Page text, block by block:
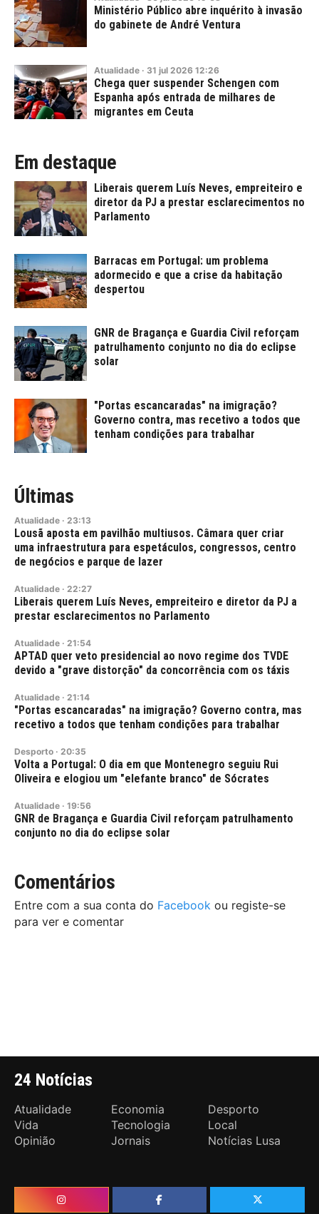
Ministério Público abre inquérito à invasão
do gabinete de André Ventura
Atualidade · 31 jul 2026 12:26
Chega quer suspender Schengen com
Espanha após entrada de milhares de
migrantes em Ceuta
Em destaque
Liberais querem Luís Neves, empreiteiro e
diretor da PJ a prestar esclarecimentos no
Parlamento
Barracas em Portugal: um problema
adormecido e que a crise da habitação
despertou
GNR de Bragança e Guardia Civil reforçam
patrulhamento conjunto no dia do eclipse
solar
"Portas escancaradas" na imigração?
Governo contra, mas recetivo a todos que
tenham condições para trabalhar
Últimas
Atualidade · 23:13
Lousã aposta em pavilhão multiusos. Câmara quer criar
uma infraestrutura para espetáculos, congressos, centro
de negócios e parque de lazer
Atualidade · 22:27
Liberais querem Luís Neves, empreiteiro e diretor da PJ a
prestar esclarecimentos no Parlamento
Atualidade · 21:54
APTAD quer veto presidencial ao novo regime dos TVDE
devido a "grave distorção" da concorrência com os táxis
Atualidade · 21:14
"Portas escancaradas" na imigração? Governo contra, mas
recetivo a todos que tenham condições para trabalhar
Desporto · 20:35
Volta a Portugal: O dia em que Montenegro seguiu Rui
Oliveira e elogiou um "elefante branco" de Sócrates
Atualidade · 19:56
GNR de Bragança e Guardia Civil reforçam patrulhamento
conjunto no dia do eclipse solar
Comentários
Entre com a sua conta do Facebook ou registe-se
para ver e comentar
24 Notícias
Atualidade Economia
Desporto
Vida
Tecnologia
Local
Opinião
Jornais Notícias Lusa